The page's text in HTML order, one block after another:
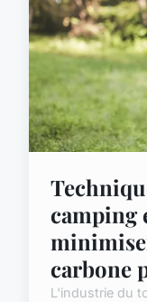
camping
carbone
L'industrie du